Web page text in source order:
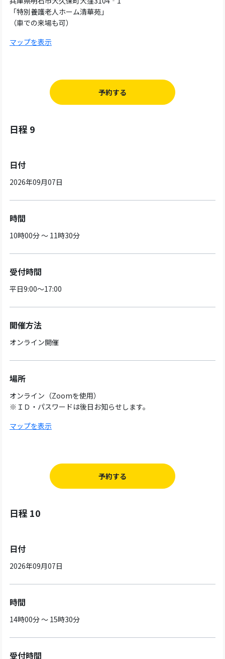
「特別養護老人ホーム清華苑」
（車での来場も可）
マップを表示
予約する
日程 9
日付
2026年09月07日
時間
10時00分 ～ 11時30分
受付時間
平日9:00～17:00
開催方法
オンライン開催
場所
オンライン（Zoomを使用）
※ＩＤ・パスワードは後日お知らせします。
マップを表示
予約する
日程 10
日付
2026年09月07日
時間
14時00分 ～ 15時30分
受付時間